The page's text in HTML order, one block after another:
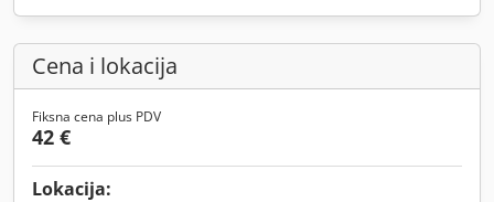
Cena i lokacija
Fiksna cena plus PDV
42 €
Lokacija: